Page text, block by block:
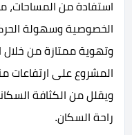
استفادة من
الخصوصية وسهولة
وتهوية ممتازة من خلال
المشروع على ارتفاعات
ويقلل من الكثافة
راحة السكان.